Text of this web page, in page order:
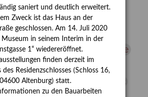
von Lindenau Bibliothek
Felixmüller Depot Der Blaue Reiter
Kunst
Enteignung
Erlebnisportal estrusker Exlibris
Festrede Florenz Fotografie
Antike und heute
Preis
Gerhard Kurt Müller
griechische Mythologie
saniert und deutlich erweitert.
Zweck ist das Haus an der
geschlossen. Am 14. Juli 2020
Museum in seinem Interim in der
1“ wiedereröffnet.
finden derzeit im
des Residenzschlosses (Schloss 16,
04600 Altenburg) statt.
zu den Bauarbeiten